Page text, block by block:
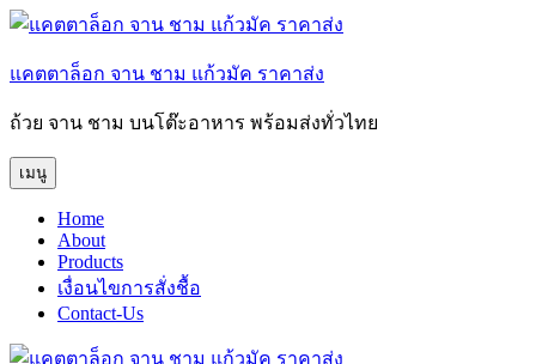
ข้าม
ยัง
บทความ
แคตตาล็อก จาน ชาม แก้วมัค ราคาส่ง
ถ้วย จาน ชาม บนโต๊ะอาหาร พร้อมส่งทั่วไทย
เมนู
Home
About
Products
เงื่อนไขการสั่งชื้อ
Contact-Us